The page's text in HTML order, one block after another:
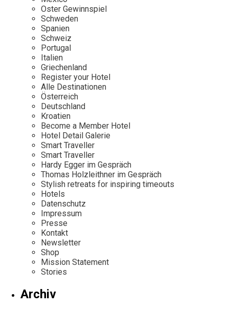
Mexico
Niederlande
Österreich
Portugal
Schweden
Spanien
Schweiz
Persönlichkeiten
Our Story
Career
Kontakt
Impressum
Oster Gewinnspiel
Schweden
Spanien
Schweiz
Portugal
Italien
Griechenland
Register your Hotel
Alle Destinationen
Österreich
Deutschland
Kroatien
Become a Member Hotel
Hotel Detail Galerie
Smart Traveller
Smart Traveller
Hardy Egger im Gespräch
Thomas Holzleithner im Gespräch
Stylish retreats for inspiring timeouts
Hotels
Datenschutz
Impressum
Presse
Kontakt
Newsletter
Shop
Mission Statement
Stories
Archiv